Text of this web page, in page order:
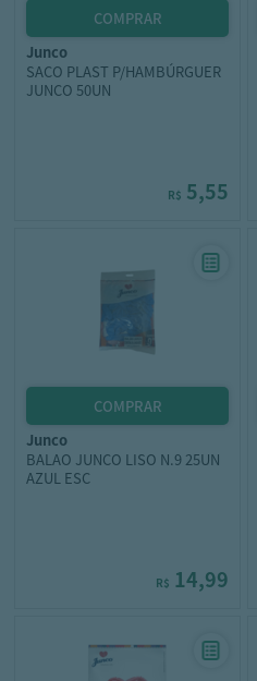
junco
SACO PLAST P/HAMBÚRGUER
JUNCO 50UN
R$ 5,55
junco
BALAO JUNCO LISO N.9 25UN
AZUL ESC
R$ 14,99